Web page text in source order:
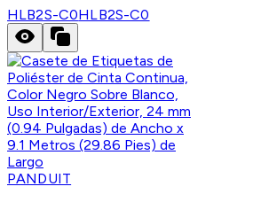
HLB2S-C0HLB2S-C0
PANDUIT